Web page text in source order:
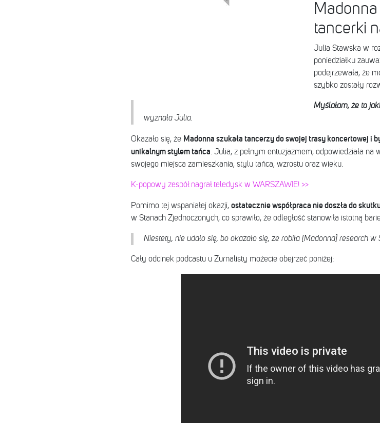
Madonna
tancerki
Julia Stawska w
poniedziałku
podejrzewała, że
szybko zostały
Myślałam, że to
wyznała Julia.
Okazało się, że Madonna szukała tancerzy do swojej trasy koncertowej i
unikalnym stylem tańca. Julia, z pełnym entuzjazmem, odpowiedziała
swojego miejsca zamieszkania, stylu tańca, wzrostu oraz wieku.
K-popowy zespół nagrał teledysk w WARSZAWIE! >>
Pomimo tej wspaniałej okazji, ostatecznie współpraca nie doszła do
w Stanach Zjednoczonych, co sprawiło, że odległość stanowiła istotną
Niestety, nie udało się, bo okazało się, że robiła [Madonna] research w
Cały odcinek podcastu u Żurnalisty możecie obejrzeć poniżej: